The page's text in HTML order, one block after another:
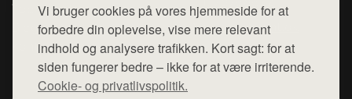
Vi bruger cookies på vores hjemmeside for at
forbedre din oplevelse, vise mere relevant
indhold og analysere trafikken. Kort sagt: for at
siden fungerer bedre – ikke for at være irriterende.
Cookie- og privatlivspolitik.
Top Rabatter
Blog
Kontakt
Mail: hej@want.dk
Cookie- og privatlivspolitik